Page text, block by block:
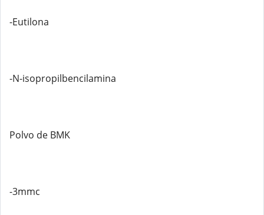
-Eutilona
-N-isopropilbencilamina
Polvo de BMK
-3mmc